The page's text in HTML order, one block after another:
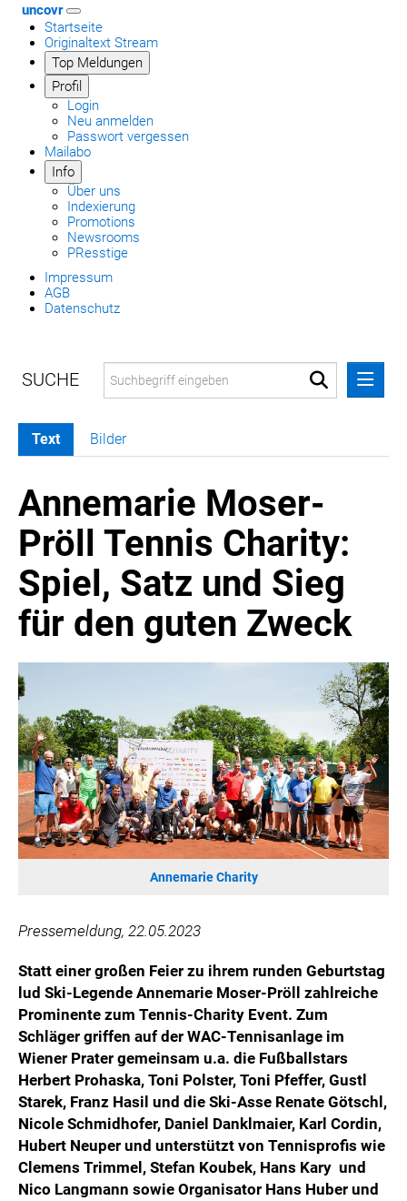
uncovr
Startseite
Originaltext Stream
Top Meldungen
Profil
Login
Neu anmelden
Passwort vergessen
Mailabo
Info
Über uns
Indexierung
Promotions
Newsrooms
PResstige
Impressum
AGB
Datenschutz
MELDUNGEN
COCA-COLA
RÖMERQUELLE
ÖSTERREICHISCHE SPORTHILFE
KESCH
BARFLY'S CLUB
SPORTS MEDIA AUSTRIA
CULINARIUS
RECYCLEMICH-INITIATIVE
VIER HOCH VIER
ALFIES
HANNERSBERG
WILHELM-EXNER-MEDAILLEN STIFTUNG
ADMIRAL SPORTWETTEN
EWP RECYCLING PFAND ÖSTERREICH
IMPERIAL MARKETS
TRÄGERVEREIN EINWEGPFAND
SPECIAL OLYMPICS ÖSTERREICH
MEDIA
LOGOS
COCA COLA
PRESSEKONTAKT
Text Bilder
Annemarie Moser-
Pröll Tennis Charity:
Spiel, Satz und Sieg
für den guten Zweck
Annemarie Charity
Pressemeldung, 22.05.2023
Statt einer großen Feier zu ihrem runden Geburtstag
lud Ski-Legende Annemarie Moser-Pröll zahlreiche
Prominente zum Tennis-Charity Event. Zum
Schläger griffen auf der WAC-Tennisanlage im
Wiener Prater gemeinsam u.a. die Fußballstars
Herbert Prohaska, Toni Polster, Toni Pfeffer, Gustl
Starek, Franz Hasil und die Ski-Asse Renate Götschl,
Nicole Schmidhofer, Daniel Danklmaier, Karl Cordin,
Hubert Neuper und unterstützt von Tennisprofis wie
Clemens Trimmel, Stefan Koubek, Hans Kary und
Nico Langmann sowie Organisator Hans Huber und